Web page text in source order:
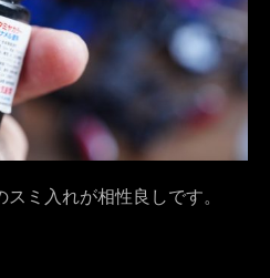
ミ入れが相性良しです。